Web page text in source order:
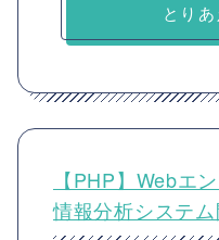
とり
【PHP】Webエ
情報分析システ